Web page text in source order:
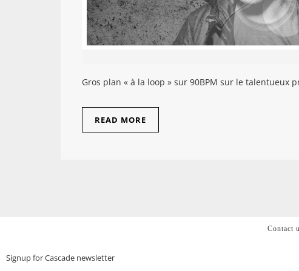
Gros plan « à la loop » sur 90BPM sur le talentueux
READ MORE
Contact
Signup for Cascade newsletter